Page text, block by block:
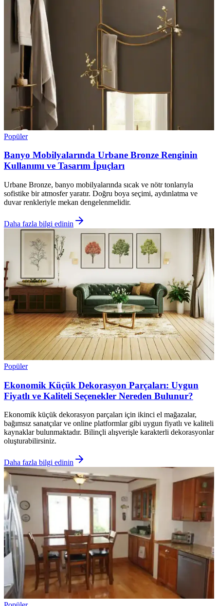
Popüler
Banyo Mobilyalarında Urbane Bronze Renginin
Kullanımı ve Tasarım İpuçları
Urbane Bronze, banyo mobilyalarında sıcak ve nötr tonlarıyla
sofistike bir atmosfer yaratır. Doğru boya seçimi, aydınlatma ve
duvar renkleriyle mekan dengelenmelidir.
Daha fazla bilgi edinin
Popüler
Ekonomik Küçük Dekorasyon Parçaları: Uygun
Fiyatlı ve Kaliteli Seçenekler Nereden Bulunur?
Ekonomik küçük dekorasyon parçaları için ikinci el mağazalar,
bağımsız sanatçılar ve online platformlar gibi uygun fiyatlı ve kaliteli
kaynaklar bulunmaktadır. Bilinçli alışverişle karakterli dekorasyonlar
oluşturabilirsiniz.
Daha fazla bilgi edinin